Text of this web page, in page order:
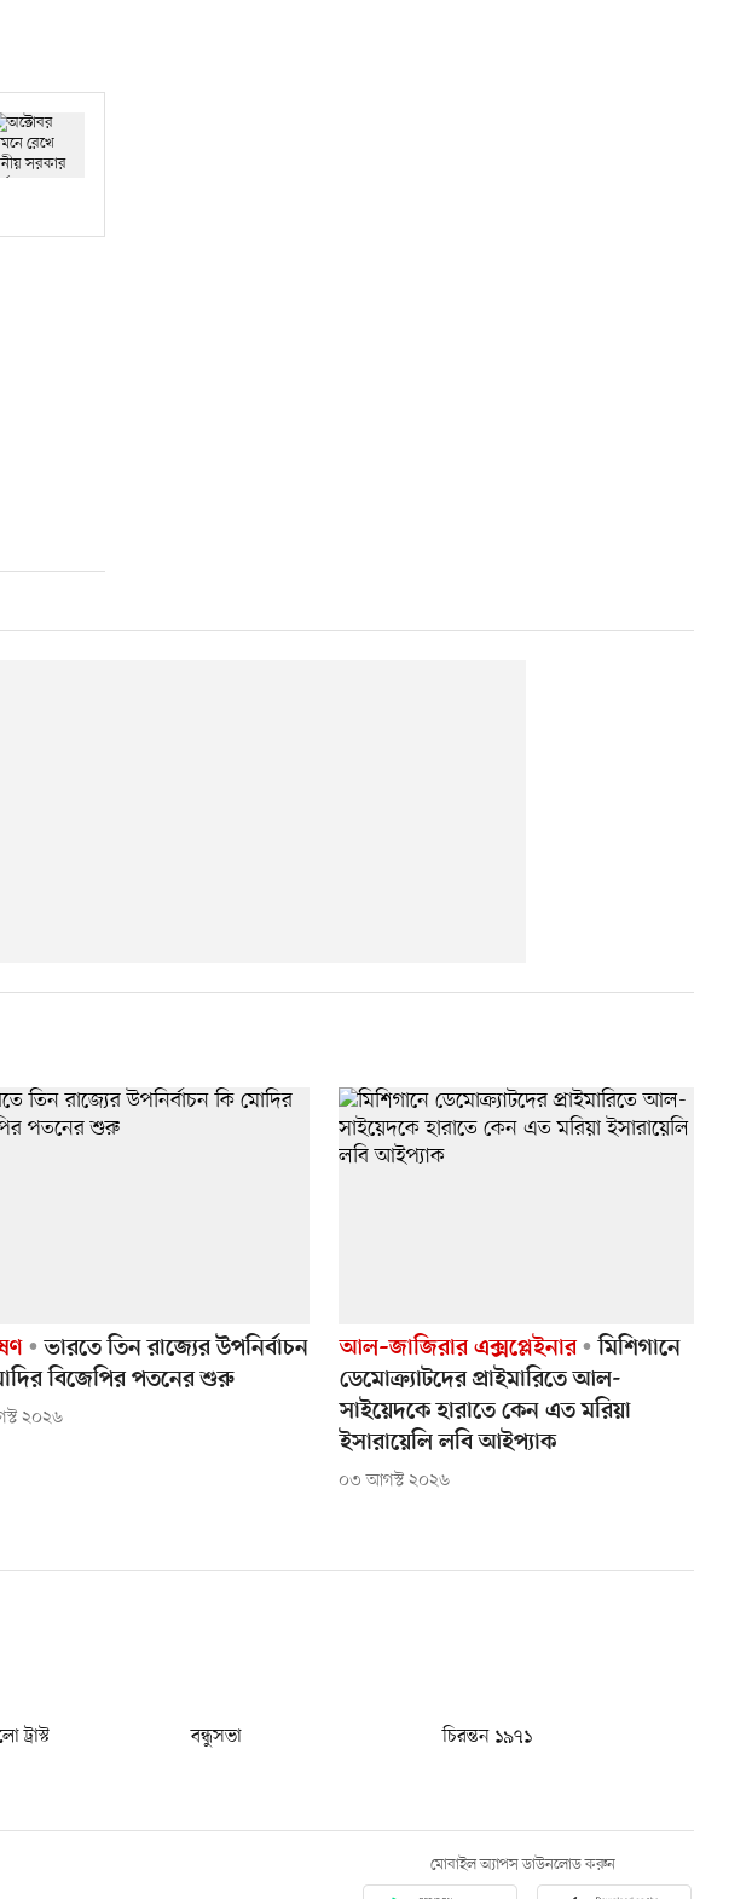
ভারতে তিন রাজ্যের উপনির্বাচন
বিজেপির পতনের শুরু
২০২৬
আল–জাজিরার এক্সপ্লেইনার
মিশিগানে
ডেমোক্র্যাটদের প্রাইমারিতে আল-
সাইয়েদকে হারাতে কেন এত মরিয়া
ইসারায়েলি লবি আইপ্যাক
০৩ আগস্ট ২০২৬
ট্রাস্ট বন্ধুসভা
চিরন্তন ১৯৭১
মোবাইল অ্যাপস ডাউনলোড করুন